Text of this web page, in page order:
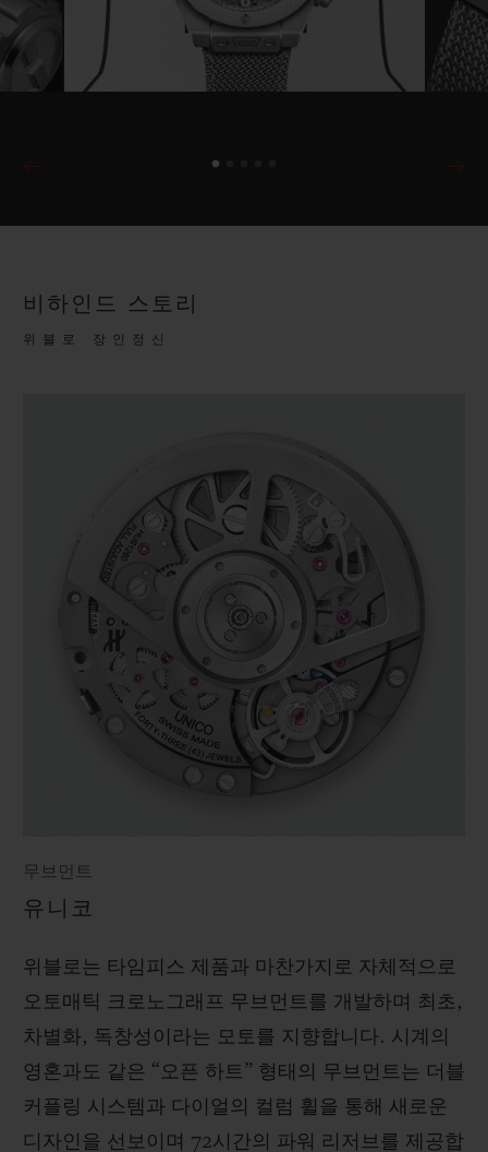
비하인드 스토리
위블로 장인정신
무브먼트
유니코
위블로는 타임피스 제품과 마찬가지로 자체적으로
오토매틱 크로노그래프 무브먼트를 개발하며 최초,
차별화, 독창성이라는 모토를 지향합니다. 시계의
영혼과도 같은 “오픈 하트” 형태의 무브먼트는 더블
커플링 시스템과 다이얼의 컬럼 휠을 통해 새로운
디자인을 선보이며 72시간의 파워 리저브를 제공합